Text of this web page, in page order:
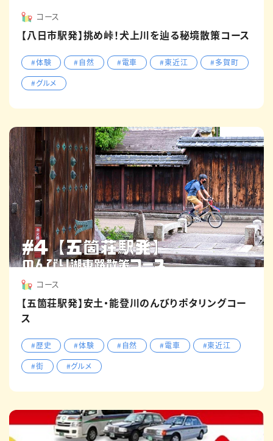
コース
【八日市駅発】挑め峠！犬上川を辿る秘境散策コース
#体験 #自然 #電車 #東近江
#多賀町
#グルメ
コース
【五箇荘駅発】安土・能登川のんびりポタリングコー
ス
#歴史 #体験 #自然 #電車
#東近江
#街
#グルメ